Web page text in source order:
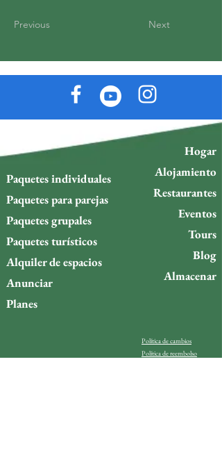
Previous Next
Paquetes individuales
Paquetes para parejas
Paquetes grupales
Paquetes turísticos
Alquiler de espacios
Anunciar
Planes
Hogar
Alojamiento
Restaurantes
Eventos
Tours
Blog
Almacenar
Política de cambios
Política de reembolso